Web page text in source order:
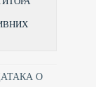
О